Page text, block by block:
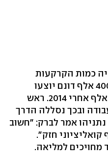
כמות הקרקעות
המוצעות להפרטה תפוצל. 400 אלף דונם יוצעו
להפרטה עד 2014, ועוד 400 אלף אחרי 2014. ראש
ובכך נסללה הדרך
אמר לברק: "חשוב
חזק".
מחויכים למליאה.